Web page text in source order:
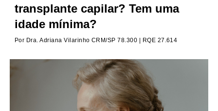
transplante capilar? Tem uma
idade mínima?
Por Dra. Adriana Vilarinho CRM/SP 78.300 | RQE 27.614